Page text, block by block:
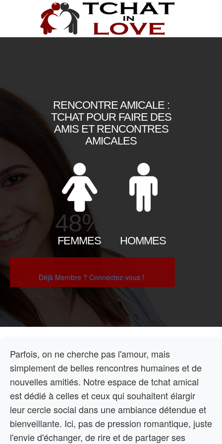
RENCONTRE AMICALE :
TCHAT POUR FAIRE DES
AMIS ET RENCONTRES
AMICALES
48%
FEMMES HOMMES
Déjà Membre ? Connectez-vous !
Parfois, on ne cherche pas l'amour, mais
simplement de belles rencontres humaines et de
nouvelles amitiés. Notre espace de tchat amical
est dédié à celles et ceux qui souhaitent élargir
leur cercle social dans une ambiance détendue et
bienveillante. Ici, pas de pression romantique, juste
l'envie d'échanger, de rire et de partager ses